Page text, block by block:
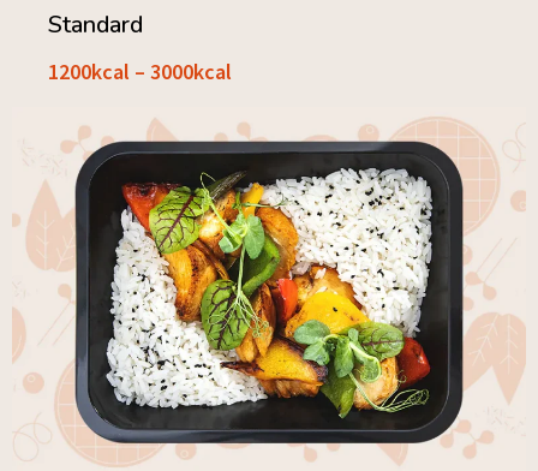
Standard
1200kcal – 3000kcal